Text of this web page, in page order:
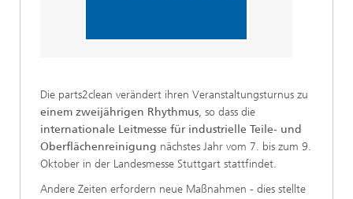
Die parts2clean verändert ihren Veranstaltungsturnus zu
einem zweijährigen Rhythmus, so dass die
internationale Leitmesse für industrielle Teile- und
Oberflächenreinigung nächstes Jahr vom 7. bis zum 9.
Oktober in der Landesmesse Stuttgart stattfindet.
Andere Zeiten erfordern neue Maßnahmen - dies stellte